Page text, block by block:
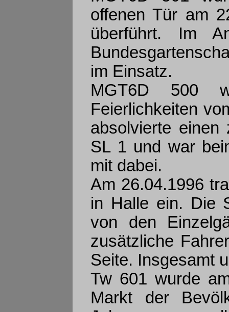
offenen Tür am
überführt. Im
im Einsatz.
MGT6D 500
Feierlichkeiten
absolvierte einen
SL 1 und war
mit dabei.
Am 26.04.1996
in Halle ein. Die
von den
zusätzliche
Seite. Insgesamt
Tw 601 wurde
Markt der